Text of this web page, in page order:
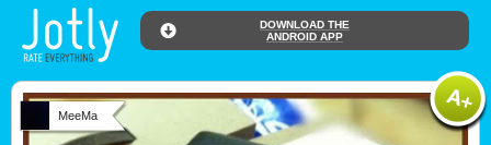
DOWNLOAD THE
ANDROID APP
MeeMa